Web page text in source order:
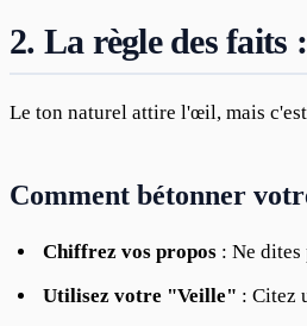
2. La règle des
Le ton naturel attire l'œil, mais
Comment bétonner
Chiffrez vos propos : Ne
Utilisez votre "Veille" : Citez